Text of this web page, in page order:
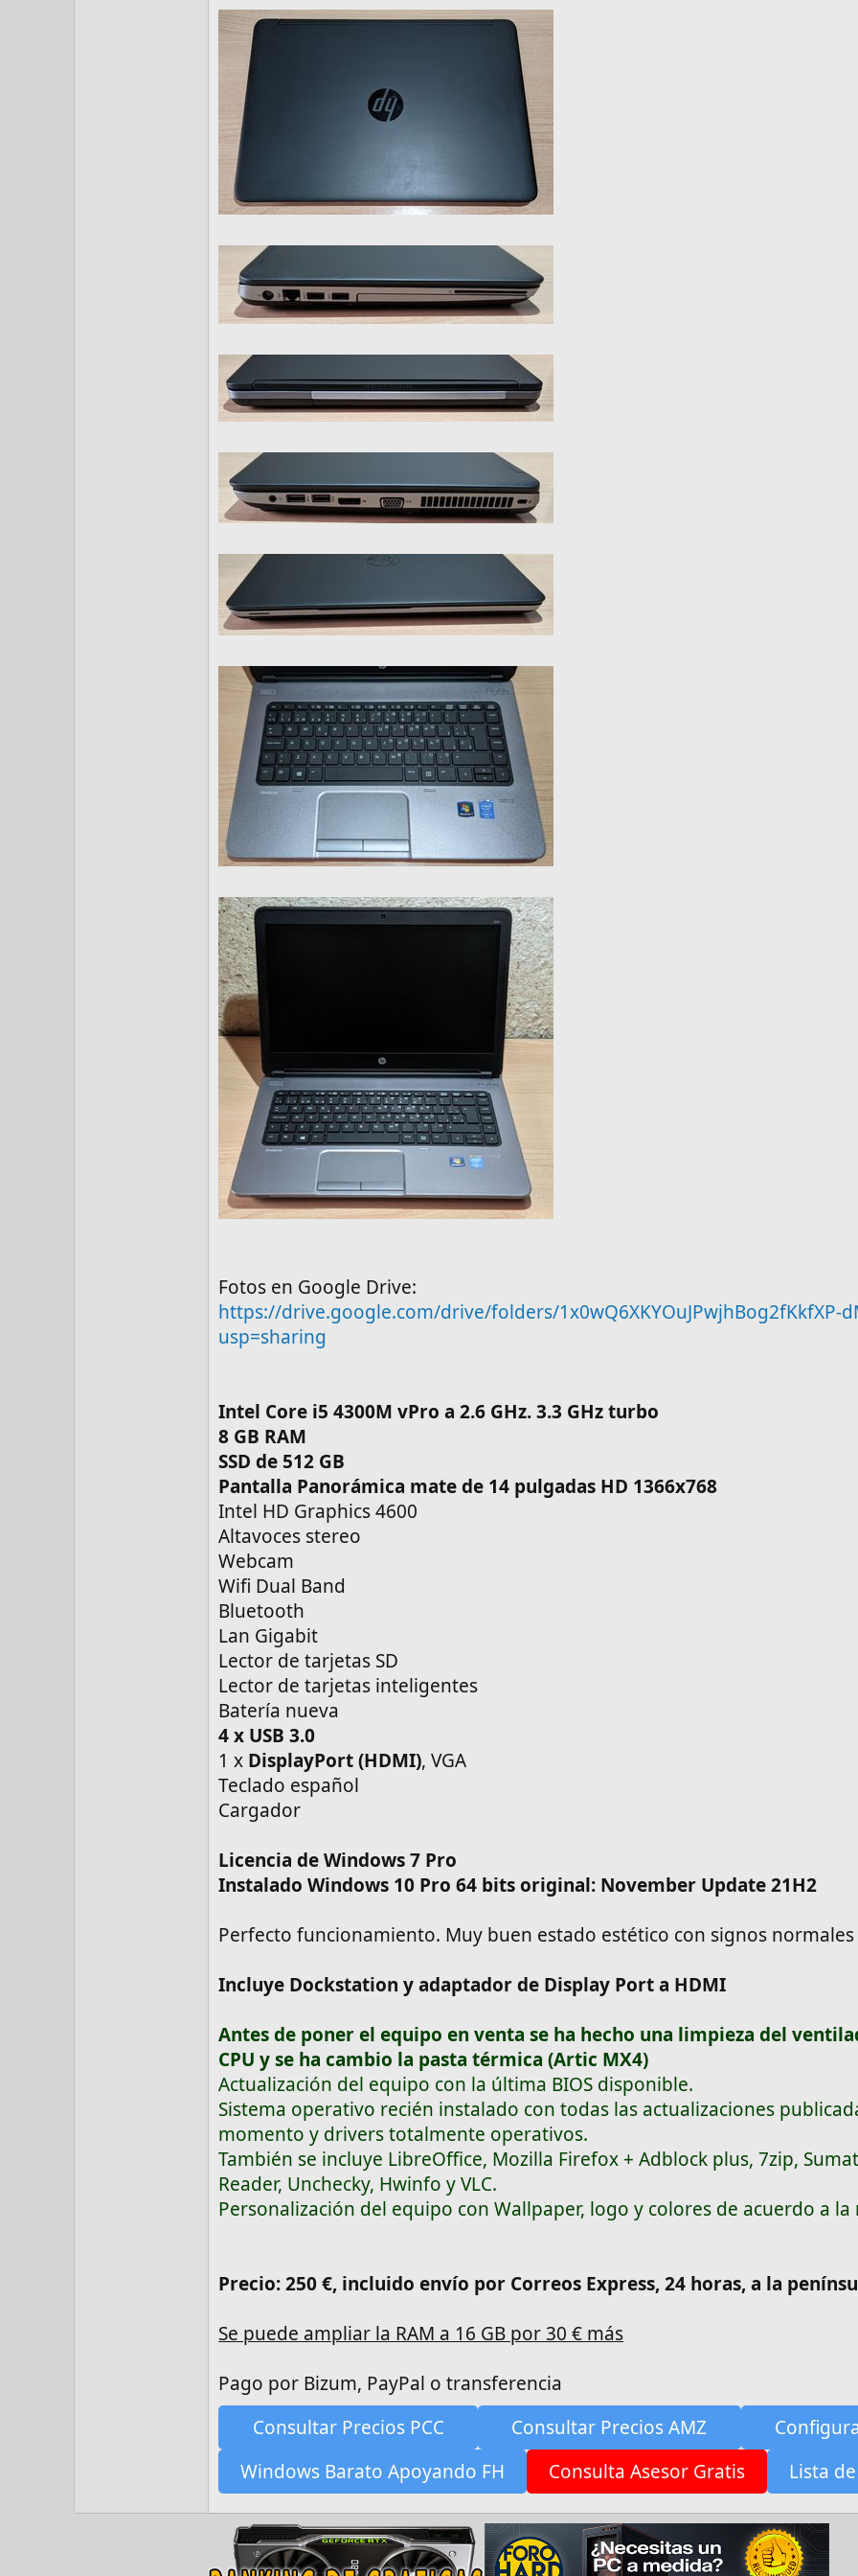
Fotos en Google Drive:
https://drive.google.com/drive/folders/1x0wQ6XKYOuJPwjhBog2fKkfXP-
usp=sharing
Intel Core i5 4300M vPro a 2.6 GHz. 3.3 GHz turbo
8 GB RAM
SSD de 512 GB
Pantalla Panorámica mate de 14 pulgadas HD 1366x768
Intel HD Graphics 4600
Altavoces stereo
Webcam
Wifi Dual Band
Bluetooth
Lan Gigabit
Lector de tarjetas SD
Lector de tarjetas inteligentes
Batería nueva
4 x USB 3.0
1 x DisplayPort (HDMI), VGA
Teclado español
Cargador
Licencia de Windows 7 Pro
Instalado Windows 10 Pro 64 bits original: November Update 21H2
Perfecto funcionamiento. Muy buen estado estético con signos normales
Incluye Dockstation y adaptador de Display Port a HDMI
Antes de poner el equipo en venta se ha hecho una limpieza del
CPU y se ha cambio la pasta térmica (Artic MX4)
Actualización del equipo con la última BIOS disponible.
Sistema operativo recién instalado con todas las actualizaciones
momento y drivers totalmente operativos.
También se incluye LibreOffice, Mozilla Firefox + Adblock plus, 7zip,
Reader, Unchecky, Hwinfo y VLC.
Personalización del equipo con Wallpaper, logo y colores de acuerdo a la
Precio: 250 €, incluido envío por Correos Express, 24 horas, a la
Se puede ampliar la RAM a 16 GB por 30 € más
Pago por Bizum, PayPal o transferencia
Consultar Precios PCC
Consultar Precios AMZ
Windows Barato Apoyando FH
Consulta Asesor Gratis Lista